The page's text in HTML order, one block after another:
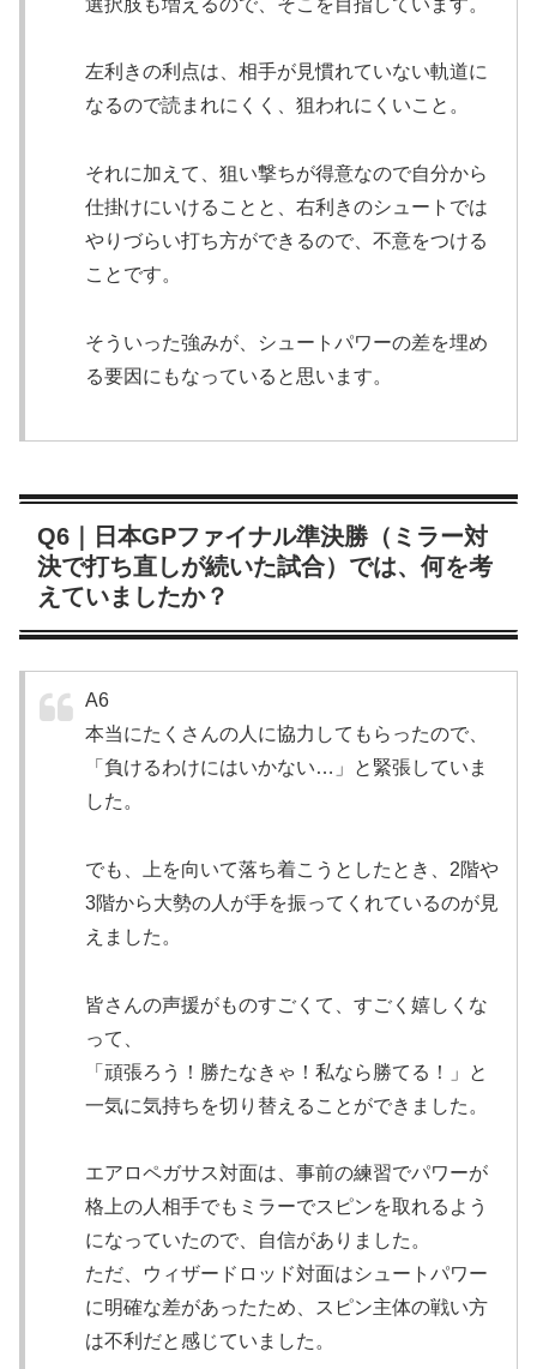
左利きの利点は、相手が見慣れていない軌道に
なるので読まれにくく、狙われにくいこと。
それに加えて、狙い撃ちが得意なので自分から
仕掛けにいけることと、右利きのシュートでは
やりづらい打ち方ができるので、不意をつける
ことです。
そういった強みが、シュートパワーの差を埋め
る要因にもなっていると思います。
Q6｜日本GPファイナル準決勝（ミラー対
決で打ち直しが続いた試合）では、何を考
えていましたか？
A6
本当にたくさんの人に協力してもらったので、
「負けるわけにはいかない…」と緊張していま
した。
でも、上を向いて落ち着こうとしたとき、2階や
3階から大勢の人が手を振ってくれているのが見
えました。
皆さんの声援がものすごくて、すごく嬉しくな
って、
「頑張ろう！勝たなきゃ！私なら勝てる！」と
一気に気持ちを切り替えることができました。
エアロペガサス対面は、事前の練習でパワーが
格上の人相手でもミラーでスピンを取れるよう
になっていたので、自信がありました。
ただ、ウィザードロッド対面はシュートパワー
に明確な差があったため、スピン主体の戦い方
は不利だと感じていました。